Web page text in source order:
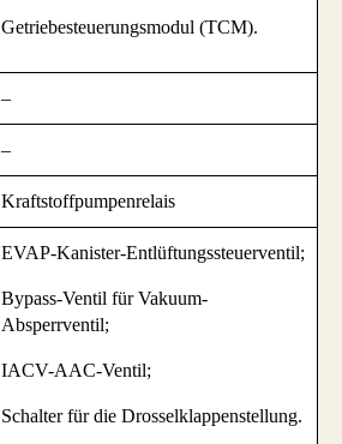
Getriebesteuerungsmodul (TCM).
–
–
Kraftstoffpumpenrelais
EVAP-Kanister-Entlüftungssteuerventil;
Bypass-Ventil für Vakuum-
Absperrventil;
IACV-AAC-Ventil;
Schalter für die Drosselklappenstellung.